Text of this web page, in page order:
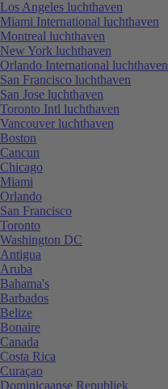
Los Angeles luchthaven
Miami International luchthaven
Montreal luchthaven
New York luchthaven
Orlando International luchthaven
San Francisco luchthaven
San Jose luchthaven
Toronto Intl luchthaven
Vancouver luchthaven
Boston
Cancun
Chicago
Miami
Orlando
San Francisco
Toronto
Washington DC
Antigua
Aruba
Bahama's
Barbados
Belize
Bonaire
Canada
Costa Rica
Curaçao
Dominicaanse Republiek